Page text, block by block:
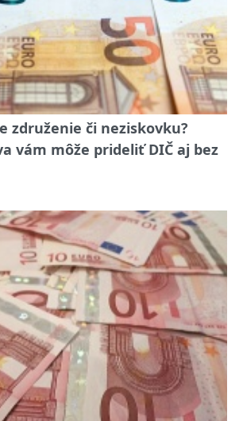
združenie či neziskovku?
vám môže prideliť DIČ aj bez